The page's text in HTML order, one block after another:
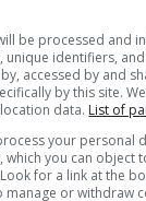
be processed and
unique identifiers,
accessed by and
by this site.
data. List of
your personal
which you can object
for a link at the
manage or withdraw